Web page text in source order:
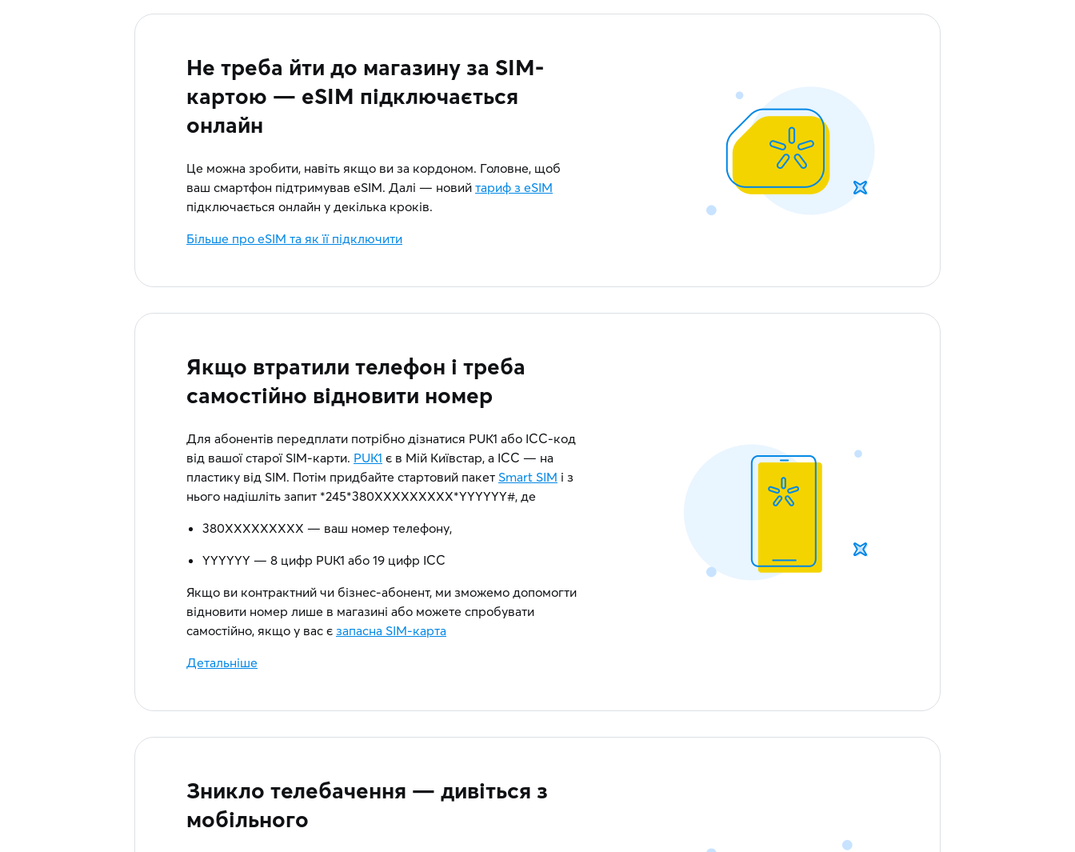
Не треба йти до магазину за SIM-
картою — eSIM підключається
онлайн
Це можна зробити, навіть якщо ви за кордоном. Головне, щоб
ваш смартфон підтримував eSIM. Далі — новий тариф з eSIM
підключається онлайн у декілька кроків.
Більше про eSIM та як її підключити
Якщо втратили телефон і треба
самостійно відновити номер
Для абонентів передплати потрібно дізнатися PUK1 або ICC-код
від вашої старої SIM-карти. PUK1 є в Мій Київстар, а ICC — на
пластику від SIM. Потім придбайте стартовий пакет Smart SIM і з
нього надішліть запит *245*380ХХXXXXXXX*YYYYYY#, де
380ХХXXXXXXX — ваш номер телефону,
YYYYYY — 8 цифр PUK1 або 19 цифр ICC
Якщо ви контрактний чи бізнес-абонент, ми зможемо допомогти
відновити номер лише в магазині або можете спробувати
самостійно, якщо у вас є запасна SIM-карта
Детальніше
Зникло телебачення — дивіться з
мобільного